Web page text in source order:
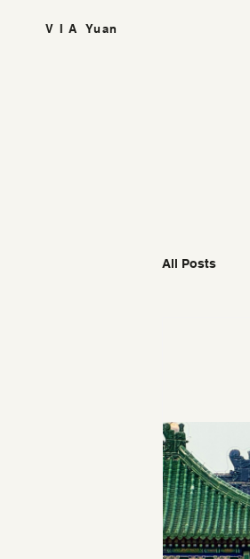
V I A Yuan
All Posts